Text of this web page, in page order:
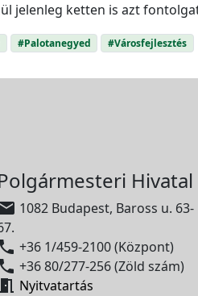
jelenleg ketten is azt
#Palotanegyed #Városfejlesztés
Hivatal
1082 Budapest, Baross u. 63-
 +36 1/459-2100 (Központ)
 +36 80/277-256 (Zöld szám)
 Nyitvatartás